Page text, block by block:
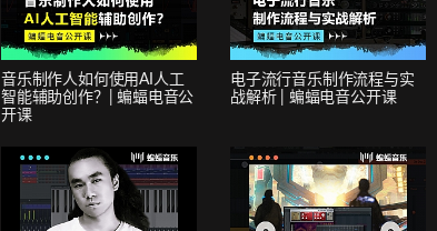
音乐制作人如何使用AI人工
智能辅助创作？| 蝙蝠电音公
开课
电子流行音乐制作流程与实
战解析 | 蝙蝠电音公开课